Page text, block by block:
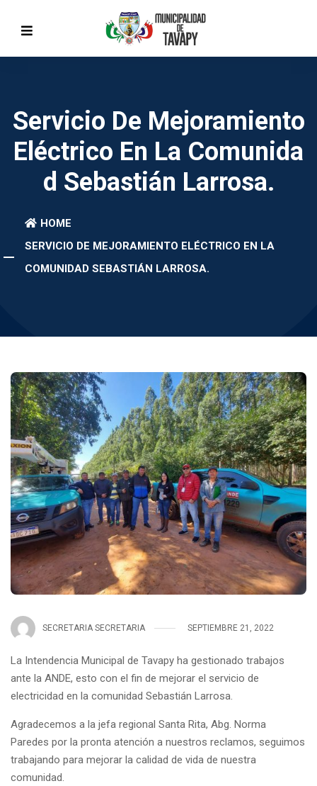
Servicio De Mejoramiento
Eléctrico En La Comunida
D Sebastián Larrosa.
HOME
SERVICIO DE MEJORAMIENTO ELÉCTRICO EN LA
COMUNIDAD SEBASTIÁN LARROSA.
SECRETARIA SECRETARIA SEPTIEMBRE 21, 2022
La Intendencia Municipal de Tavapy ha gestionado trabajos
ante la ANDE, esto con el fin de mejorar el servicio de
electricidad en la comunidad Sebastián Larrosa.
Agradecemos a la jefa regional Santa Rita, Abg. Norma
Paredes por la pronta atención a nuestros reclamos, seguimos
trabajando para mejorar la calidad de vida de nuestra
comunidad.